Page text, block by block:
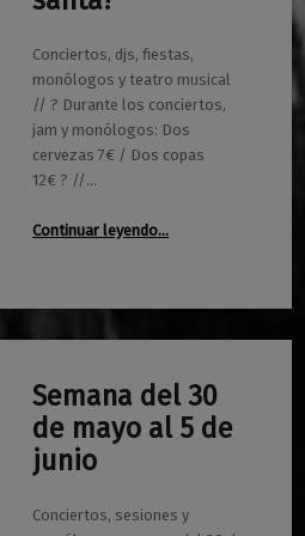
Conciertos, djs, fiestas,
monólogos y teatro musical
// ? Durante los conciertos,
jam y monólogos: Dos
cervezas 7€ / Dos copas
12€ ? //…
Continuar leyendo“Abril en Maravillas Club: ¿Quieres ser santa?”
…
Semana del 30
de mayo al 5 de
junio
Conciertos, sesiones y
31/05/2016
0
Maravillas